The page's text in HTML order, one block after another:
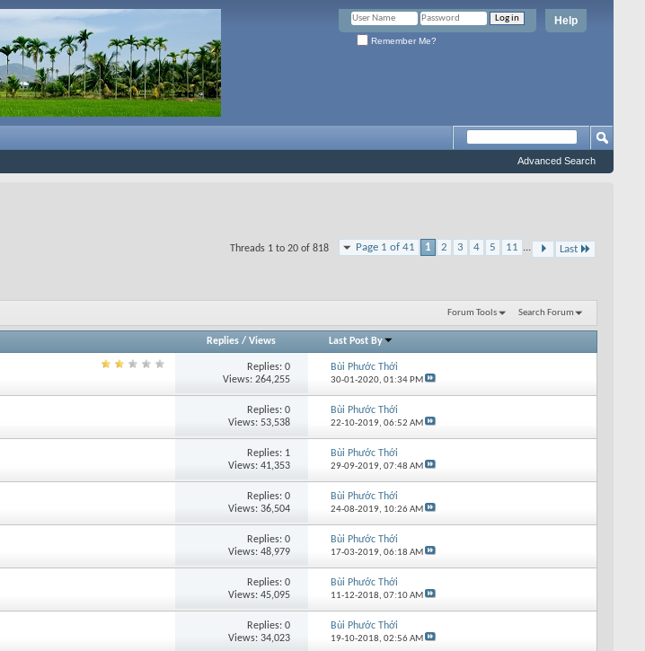
Help
Remember Me?
Advanced Search
Page 1 of 41 1 2 3 4 5 11 ... Last
Threads 1 to 20 of 818
Forum Tools Search Forum
Replies/ Views Last Post By
Replies: 0
Views: 264,255
Bùi Phước Thới
30-01-2020, 01:34 PM
Replies: 0
Views: 53,538
Bùi Phước Thới
22-10-2019, 06:52 AM
Replies: 1
Views: 41,353
Bùi Phước Thới
29-09-2019, 07:48 AM
Replies: 0
Views: 36,504
Bùi Phước Thới
24-08-2019, 10:26 AM
Replies: 0
Views: 48,979
Bùi Phước Thới
17-03-2019, 06:18 AM
Replies: 0
Views: 45,095
Bùi Phước Thới
11-12-2018, 07:10 AM
Replies: 0
Views: 34,023
Bùi Phước Thới
19-10-2018, 02:56 AM